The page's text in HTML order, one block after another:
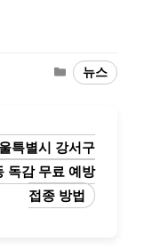
Categories
뉴스
특별시 강서구
독감 무료 예방
접종 방법